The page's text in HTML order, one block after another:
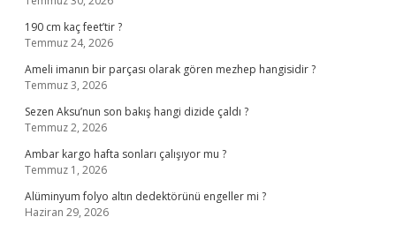
190 cm kaç feet’tir ?
Temmuz 24, 2026
Ameli imanın bir parçası olarak gören mezhep hangisidir ?
Temmuz 3, 2026
Sezen Aksu’nun son bakış hangi dizide çaldı ?
Temmuz 2, 2026
Ambar kargo hafta sonları çalışıyor mu ?
Temmuz 1, 2026
Alüminyum folyo altın dedektörünü engeller mi ?
Haziran 29, 2026